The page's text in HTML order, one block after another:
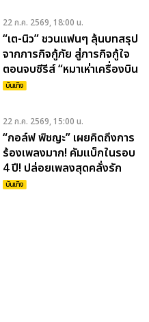
22 ก.ค. 2569, 18:00 น.
“เต-นิว” ชวนแฟนๆ ลุ้นบทสรุป
จากภารกิจกู้ภัย สู่ภารกิจกู้ใจ
ตอนจบซีรีส์ “หมาเห่าเครื่องบิน
A DOG AND A PLANE” กด
บันเทิง
22 ก.ค. 2569, 15:00 น.
“กอล์ฟ พิชญะ” เผยคิดถึงการ
ร้องเพลงมาก! คัมแบ็กในรอบ
4 ปี! ปล่อยเพลงสุดคลั่งรัก
MARY JANE (MARRY ME)
บันเทิง